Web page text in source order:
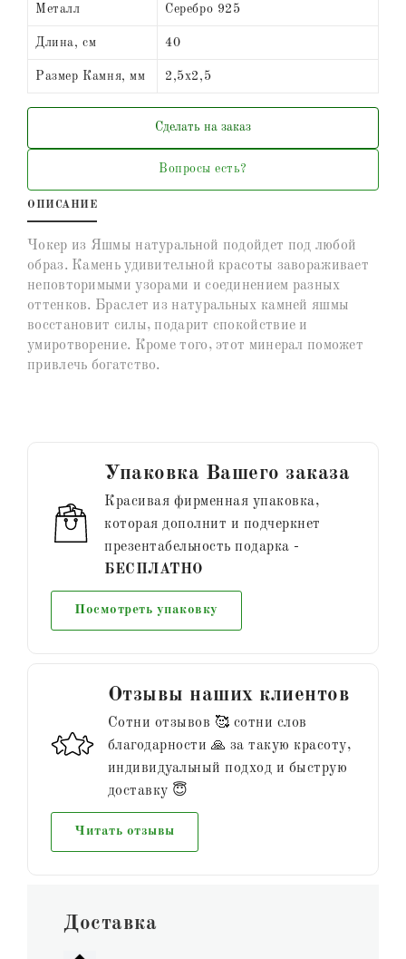
Металл Серебро 925
Длина, см 40
Размер Камня, мм 2,5х2,5
Сделать на заказ
Вопросы есть?
ОПИСАНИЕ
Чокер из Яшмы натуральной подойдет под любой
образ. Камень удивительной красоты завораживает
неповторимыми узорами и соединением разных
оттенков. Браслет из натуральных камней яшмы
восстановит силы, подарит спокойствие и
умиротворение. Кроме того, этот минерал поможет
привлечь богатство.
Упаковка Вашего заказа
Красивая фирменная упаковка,
которая дополнит и подчеркнет
презентабельность подарка -
БЕСПЛАТНО
Посмотреть упаковку
Отзывы наших клиентов
Сотни отзывов 🥰 сотни слов
благодарности 🙏 за такую красоту,
индивидуальный подход и быструю
доставку 😇
Читать отзывы
Доставка